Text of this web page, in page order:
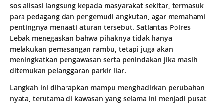
sosialisasi langsung kepada masyarakat sekitar, termasuk
para pedagang dan pengemudi angkutan, agar memahami
pentingnya menaati aturan tersebut. Satlantas Polres
Lebak menegaskan bahwa pihaknya tidak hanya
melakukan pemasangan rambu, tetapi juga akan
meningkatkan pengawasan serta penindakan jika masih
ditemukan pelanggaran parkir liar.
Langkah ini diharapkan mampu menghadirkan perubahan
nyata, terutama di kawasan yang selama ini menjadi pusat